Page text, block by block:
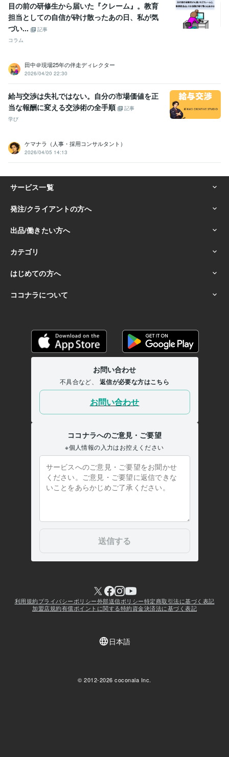
目の前の研修生から届いた『クレーム』。教育
担当としての自信が砕け散ったあの日、私が気
づい...
記事
コラム
田中＠現場25年の伴走ディレクター
2026/04/20 22:30
給与交渉は失礼ではない。自分の市場価値を正
当な報酬に変える交渉術の全手順
記事
学び
ケマナラ（人事・採用コンサルタント）
2026/04/05 14:13